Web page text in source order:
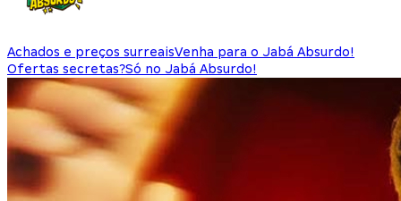
Achados e preços surreaisVenha para o Jabá Absurdo!
Ofertas secretas?Só no Jabá Absurdo!